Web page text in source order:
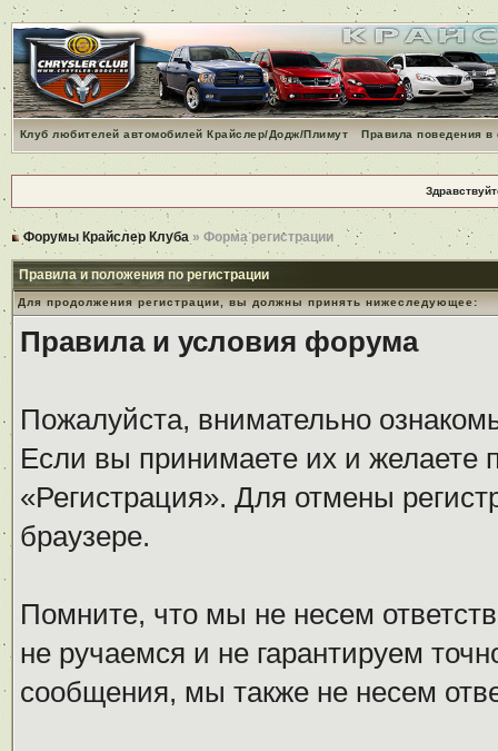
Клуб любителей автомобилей Крайслер/Додж/Плимут Правила поведения
Форумы Крайслер Клуба » Форма регистрации
Правила и положения по регистрации
Для продолжения регистрации, вы должны принять нижеследующее:
Правила и условия форума
Пожалуйста, внимательно
Если вы принимаете их и желаете
«Регистрация». Для отмены
браузере.
Помните, что мы не несем
не ручаемся и не гарантируем
сообщения, мы также не несем